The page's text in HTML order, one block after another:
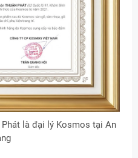
là đại lý Kosmos tại An